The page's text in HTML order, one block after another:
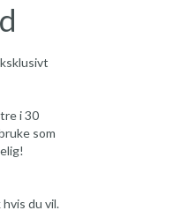
i 30
som
du vil.